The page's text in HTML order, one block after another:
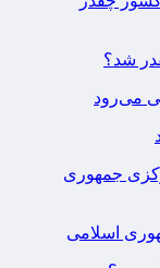
شد؟
اسلامی